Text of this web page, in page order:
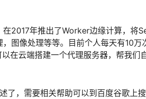
2017年推出了Worker边缘计算，将
图像处理等等。目前个人每天有10万
在云端搭建一个代理服务器，帮我们
，需要相关帮助可以到百度谷歌上